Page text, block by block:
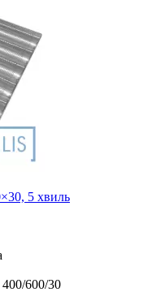
5 хвиль
400/600/30